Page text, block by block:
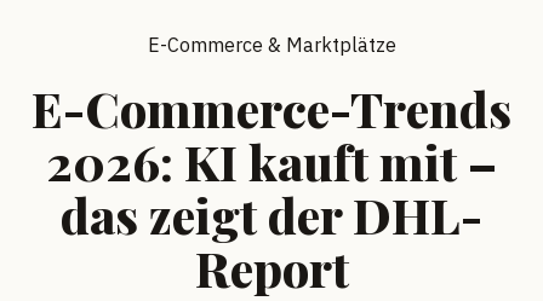
E-Commerce & Marktplätze
E-Commerce-Trends
2026: KI kauft mit –
das zeigt der DHL-
Report